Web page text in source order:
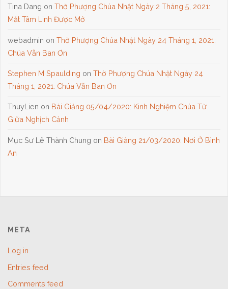
Tina Dang onThờ Phượng Chúa Nhật Ngày 2 Tháng 5, 2021:
Mắt Tâm Linh Được Mở
webadmin onThờ Phượng Chúa Nhật Ngày 24 Tháng 1, 2021:
Chúa Vẫn Ban Ơn
Stephen M Spaulding onThờ Phượng Chúa Nhật Ngày 24
Tháng 1, 2021: Chúa Vẫn Ban Ơn
ThuyLien on Bài Giảng 05/04/2020: Kinh Nghiệm Chúa Từ
Giữa Nghịch Cảnh
Mục Sư Lê Thành Chung on Bài Giảng 21/03/2020: Nơi Ở Bình
An
META
Log in
Entries feed
Comments feed